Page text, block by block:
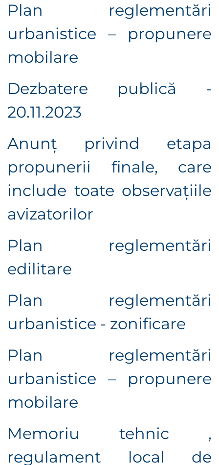
Plan reglementări
urbanistice – propunere
mobilare
Dezbatere publică -
20.11.2023
Anunț privind etapa
propunerii finale, care
include toate observaţiile
avizatorilor
Plan reglementări
edilitare
Plan reglementări
urbanistice - zonificare
Plan reglementări
urbanistice – propunere
mobilare
Memoriu tehnic ,
regulament local de